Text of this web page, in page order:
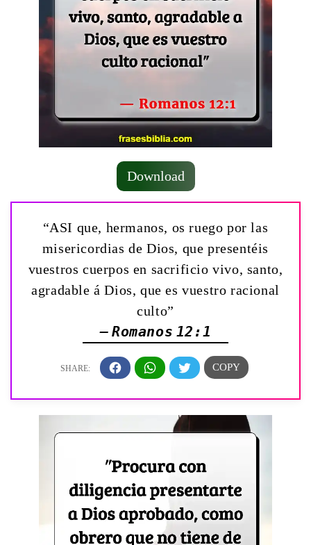
Download
“ASI que, hermanos, os ruego por las
misericordias de Dios, que presentéis
vuestros cuerpos en sacrificio vivo, santo,
agradable á Dios, que es vuestro racional
culto”
— Romanos 12:1